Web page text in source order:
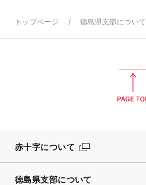
トップページ 徳島県支部について
赤十字について
徳島県支部について